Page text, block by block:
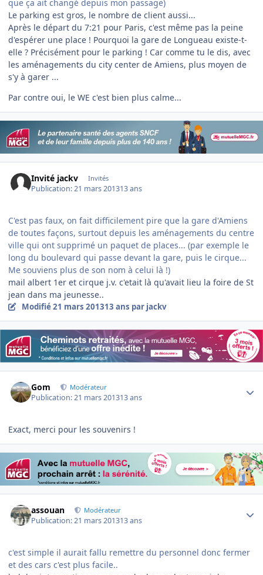
que ça ait changé depuis mon passage)
Le parking est gros, le nombre de client aussi...
Après le départ du 7:21 pour Paris, c'est même pas la peine
d'espérer une place ! Pourquoi la gare de Longueau existe-t-
elle ? Précisément pour le parking ! Car comme tu le dis, avec
les aménagements du city center de Amiens, plus moyen de
s'y à garer ...
Par contre oui, le WE c'est bien plus calme...
Invité jackv Invités
Publication:21 mars 201313 ans
C'est pas faux, on fait difficilement pire que la gare d'Amiens
de toutes façons, surtout depuis les aménagements du centre
ville qui ont supprimé un paquet de places... (par exemple le
long du boulevard qui passe devant la gare, puis le cirque...
Me souviens plus de son nom à celui là !)
mail albert 1er et cirque j.v. c'etait là qu'avait lieu la foire de St
jean dans ma jeunesse..
Modifié21 mars 201313 ans par jackv
Gom Modérateur
Publication:21 mars 201313 ans
Exact, merci pour les souvenirs !
assouan Modérateur
Publication:21 mars 201313 ans
c'est simple il aurait fallu remettre du personnel donc fermer
et des cars c'est plus facile..